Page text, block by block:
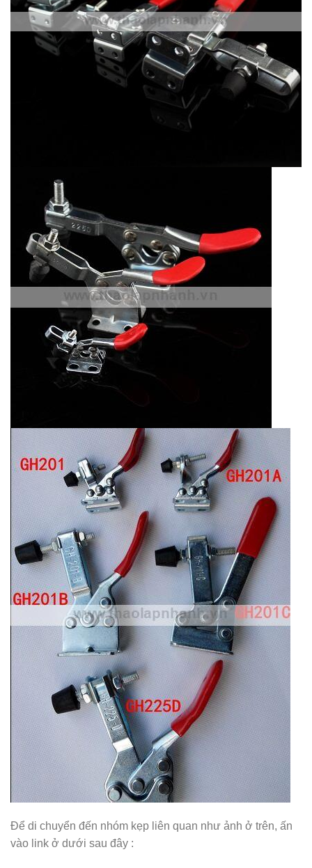
Để di chuyển đến nhóm kẹp liên quan như ảnh ở trên, ấn
vào link ở dưới sau đây :